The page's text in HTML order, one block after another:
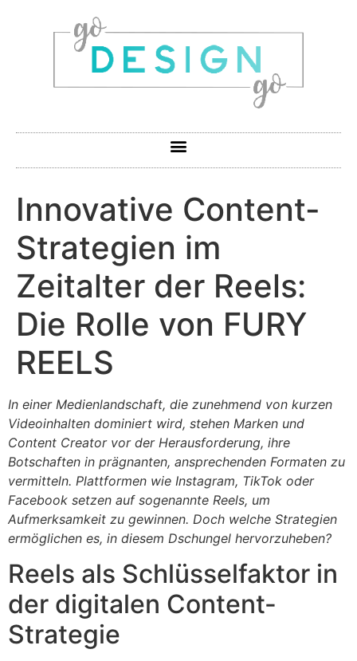
Innovative Content-
Strategien im
Zeitalter der Reels:
Die Rolle von FURY
REELS
In einer Medienlandschaft, die zunehmend von kurzen
Videoinhalten dominiert wird, stehen Marken und
Content Creator vor der Herausforderung, ihre
Botschaften in prägnanten, ansprechenden Formaten zu
vermitteln. Plattformen wie Instagram, TikTok oder
Facebook setzen auf sogenannte Reels, um
Aufmerksamkeit zu gewinnen. Doch welche Strategien
ermöglichen es, in diesem Dschungel hervorzuheben?
Reels als Schlüsselfaktor in
der digitalen Content-
Strategie